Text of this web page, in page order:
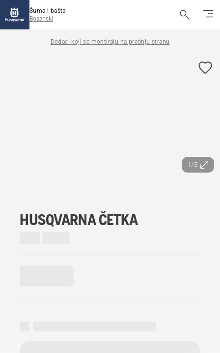
Šuma i bašta
Bosanski
Dodaci koji se montiraju na prednju stranu
1/5
HUSQVARNA ČETKA